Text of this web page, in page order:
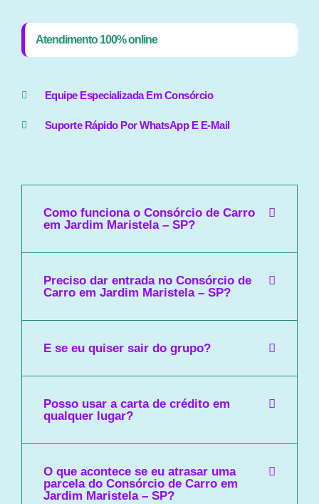
Atendimento 100% online
Equipe Especializada Em Consórcio
Suporte Rápido Por WhatsApp E E-Mail
Como funciona o Consórcio de Carro
em Jardim Maristela – SP?
Preciso dar entrada no Consórcio de
Carro em Jardim Maristela – SP?
E se eu quiser sair do grupo?
Posso usar a carta de crédito em
qualquer lugar?
O que acontece se eu atrasar uma
parcela do Consórcio de Carro em
Jardim Maristela – SP?